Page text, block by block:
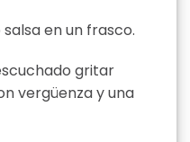
en un frasco.
gritar
vergüenza y una